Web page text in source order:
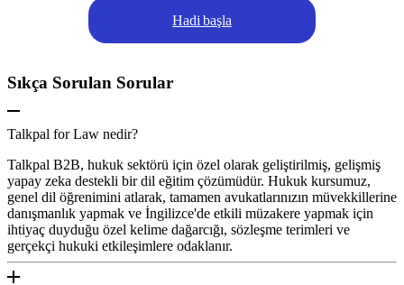
Hadi başla
Sıkça Sorulan Sorular
Talkpal for Law nedir?
Talkpal B2B, hukuk sektörü için özel olarak geliştirilmiş, gelişmiş
yapay zeka destekli bir dil eğitim çözümüdür. Hukuk kursumuz,
genel dil öğrenimini atlarak, tamamen avukatlarınızın müvekkillerine
danışmanlık yapmak ve İngilizce'de etkili müzakere yapmak için
ihtiyaç duyduğu özel kelime dağarcığı, sözleşme terimleri ve
gerçekçi hukuki etkileşimlere odaklanır.